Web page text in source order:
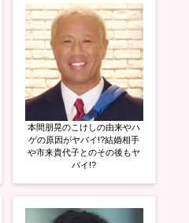
本間朋晃のこけしの由来やハ
ゲの原因がヤバイ!?結婚相手
や市来貴代子とのその後もヤ
バイ!?